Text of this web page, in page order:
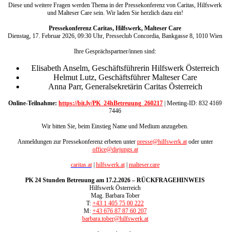
Diese und weitere Fragen werden Thema in der Pressekonferenz von Caritas, Hilfswerk
und Malteser Care sein. Wir laden Sie herzlich dazu ein!
Pressekonferenz Caritas, Hilfswerk, Malteser Care
Dienstag, 17. Februar 2026, 09:30 Uhr, Presseclub Concordia, Bankgasse 8, 1010 Wien
Ihre Gesprächspartner/innen sind:
Elisabeth Anselm, Geschäftsführerin Hilfswerk Österreich
Helmut Lutz, Geschäftsführer Malteser Care
Anna Parr, Generalsekretärin Caritas Österreich
Online-Teilnahme: https://bit.ly/PK_24hBetreuung_260217 | Meeting-ID: 832 4169
7446
Wir bitten Sie, beim Einstieg Name und Medium anzugeben.
Anmeldungen zur Pressekonferenz erbeten unter presse@hilfswerk.atoder unter
office@diejungs.at
caritas.at| hilfswerk.at| malteser.care
PK 24 Stunden Betreuung am 17.2.2026 – RÜCKFRAGEHINWEIS
Hilfswerk Österreich
Mag. Barbara Tober
T: +43 1 405 75 00 222
M: +43 676 87 87 60 207
barbara.tober@hilfswerk.at